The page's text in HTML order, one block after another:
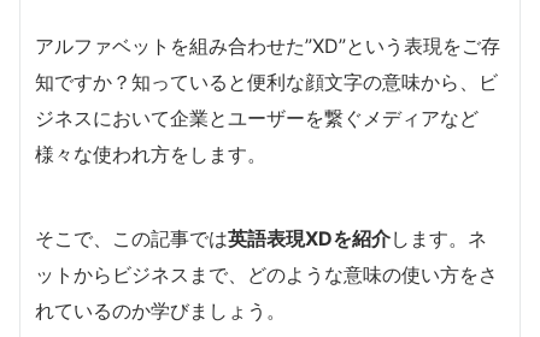
アルファベットを組み合わせた”XD”という表現をご存
知ですか？知っていると便利な顔文字の意味から、ビ
ジネスにおいて企業とユーザーを繋ぐメディアなど
様々な使われ方をします。
そこで、この記事では英語表現XDを紹介します。ネ
ットからビジネスまで、どのような意味の使い方をさ
れているのか学びましょう。